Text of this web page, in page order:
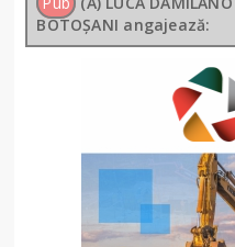
BOTOȘANI angajează: